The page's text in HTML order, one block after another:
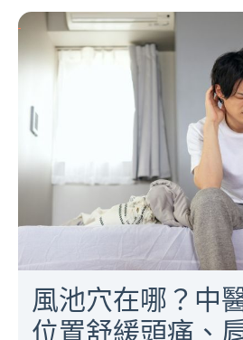
風池穴在哪？中
位置舒緩頭痛、